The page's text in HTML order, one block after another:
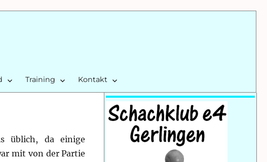
Training Kontakt
üblich, da einige
mit von der Partie